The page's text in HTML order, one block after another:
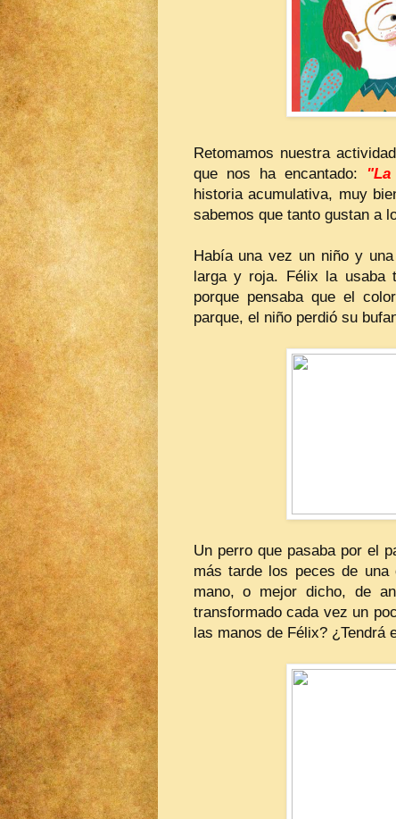
Retomamos nuestra
que nos ha encantado: "La
historia acumulativa, muy
sabemos que tanto gustan a
Había una vez un niño y
larga y roja. Félix la usaba
porque pensaba que el
parque, el niño perdió su
Un perro que pasaba por el
más tarde los peces de
mano, o mejor dicho, de
transformado cada vez un
las manos de Félix? ¿Tendrá